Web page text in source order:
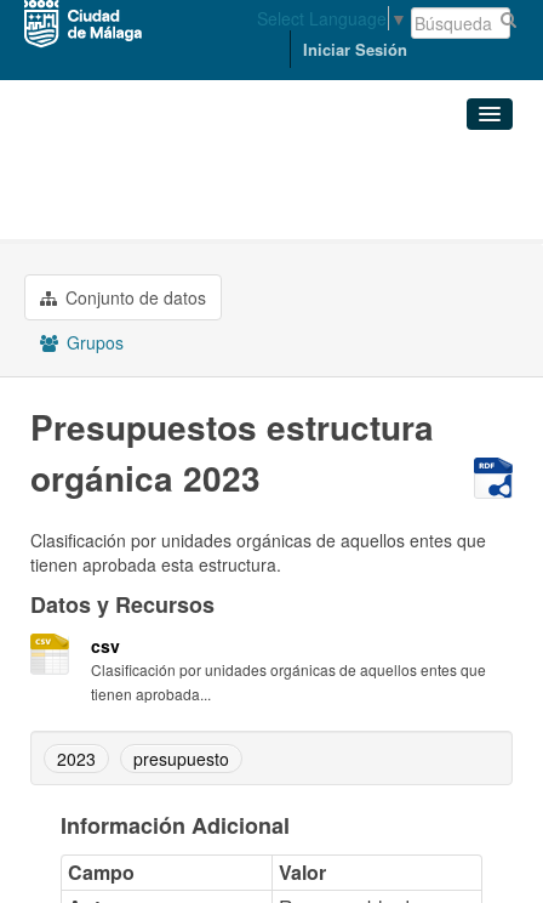
Select Language ▼
Iniciar Sesión
Grupos
Acerca de
Conjunto de datos
Grupos
Presupuestos estructura
orgánica 2023
Clasificación por unidades orgánicas de aquellos entes que
tienen aprobada esta estructura.
Datos y Recursos
csv
Clasificación por unidades orgánicas de aquellos entes que
tienen aprobada...
2023 presupuesto
Información Adicional
Campo
Valor